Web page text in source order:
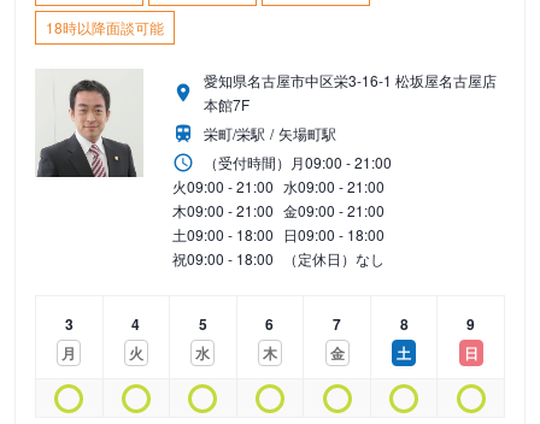
18時以降面談可能
愛知県名古屋市中区栄3-16-1 松坂屋名古屋店
本館7F
栄町/栄駅
矢場町駅
（受付時間） 月09:00 - 21:00
火09:00 - 21:00 水09:00 - 21:00
木09:00 - 21:00 金09:00 - 21:00
土09:00 - 18:00 日09:00 - 18:00
祝09:00 - 18:00 （定休日）なし
3
月
4
火
5
水
6
木
7
金
8
土
9
日